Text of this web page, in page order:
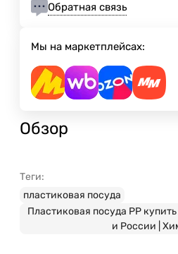
Обратная связь
Мы на маркетплейсах:
Обзор
Теги:
пластиковая посуда
Пластиковая посуда PP
и России |